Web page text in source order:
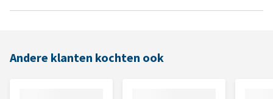
Andere klanten kochten ook